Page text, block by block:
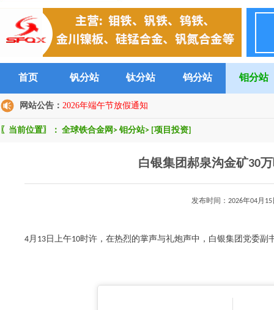
首页 钒分站 钛分站 钨分站 钼分站
网站公告： 2026年端午节放假通知
〖当前位置〗： 全球铁合金网 > 钼分站> [项目投资]
白银集团郝泉沟金矿30
发布时间：2026年04月
4月13日上午10时许，在热烈的掌声与礼炮声中，白银集团党委副